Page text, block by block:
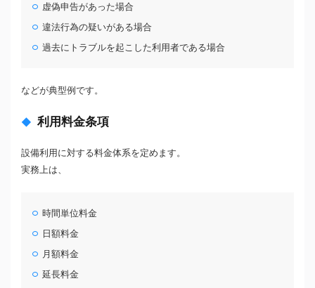
虚偽申告があった場合
違法行為の疑いがある場合
過去にトラブルを起こした利用者である場合
などが典型例です。
利用料金条項
設備利用に対する料金体系を定めます。
実務上は、
時間単位料金
日額料金
月額料金
延長料金